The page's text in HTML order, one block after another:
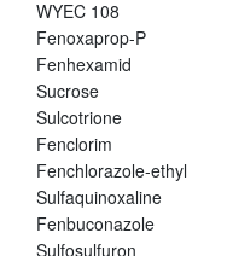
WYEC 108
Fenoxaprop-P
Fenhexamid
Sucrose
Sulcotrione
Fenclorim
Fenchlorazole-ethyl
Sulfaquinoxaline
Fenbuconazole
Sulfosulfuron